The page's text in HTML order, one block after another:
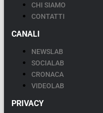
CHI SIAMO
CONTATTI
CANALI
NEWSLAB
SOCIALAB
CRONACA
VIDEOLAB
PRIVACY